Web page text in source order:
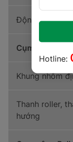
Động cơ
Cụm hạ Pallet
Khung nhôm
Thanh roller,
hướng
Hotline: